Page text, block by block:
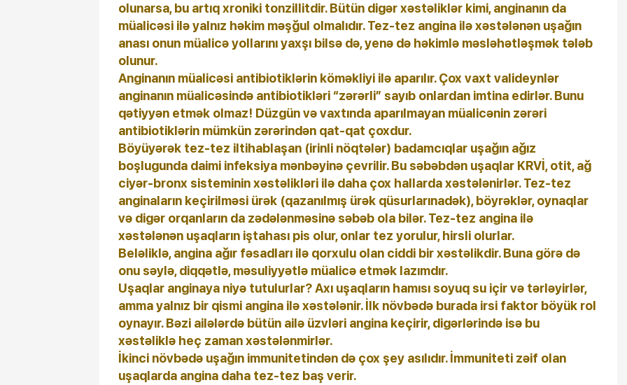
olunarsa, bu artıq xroniki tonzillitdir. Bütün digər xəstəliklər kimi, anginanın da
müalicəsi ilə yalnız həkim məşğul olmalıdır. Tez-tez angina ilə xəstələnən uşağın
anası onun müalicə yollarını yaxşı bilsə də, yenə də həkimlə məsləhətləşmək tələb
olunur.
Anginanın müalicəsi antibiotiklərin köməkliyi ilə aparılır. Çox vaxt valideynlər
anginanın müalicəsində antibiotikləri “zərərli” sayıb onlardan imtina edirlər. Bunu
qətiyyən etmək olmaz! Düzgün və vaxtında aparılmayan müalicənin zərəri
antibiotiklərin mümkün zərərindən qat-qat çoxdur.
Böyüyərək tez-tez iltihablaşan (irinli nöqtələr) badamcıqlar uşağın ağız
boşlugunda daimi infeksiya mənbəyinə çevrilir. Bu səbəbdən uşaqlar KRVİ, otit, ağ
ciyər-bronx sisteminin xəstəlikləri ilə daha çox hallarda xəstələnirlər. Tez-tez
anginaların keçirilməsi ürək (qazanılmış ürək qüsurlarınadək), böyrəklər, oynaqlar
və digər orqanların da zədələnməsinə səbəb ola bilər. Tez-tez angina ilə
xəstələnən uşaqların iştahası pis olur, onlar tez yorulur, hirsli olurlar.
Beləliklə, angina ağır fəsadları ilə qorxulu olan ciddi bir xəstəlikdir. Buna görə də
onu səylə, diqqətlə, məsuliyyətlə müalicə etmək lazımdır.
Uşaqlar anginaya niyə tutulurlar? Axı uşaqların hamısı soyuq su içir və tərləyirlər,
amma yalnız bir qismi angina ilə xəstələnir. İlk növbədə burada irsi faktor böyük rol
oynayır. Bəzi ailələrdə bütün ailə üzvləri angina keçirir, digərlərində isə bu
xəstəliklə heç zaman xəstələnmirlər.
İkinci növbədə uşağın immunitetindən də çox şey asılıdır. İmmuniteti zəif olan
uşaqlarda angina daha tez-tez baş verir.